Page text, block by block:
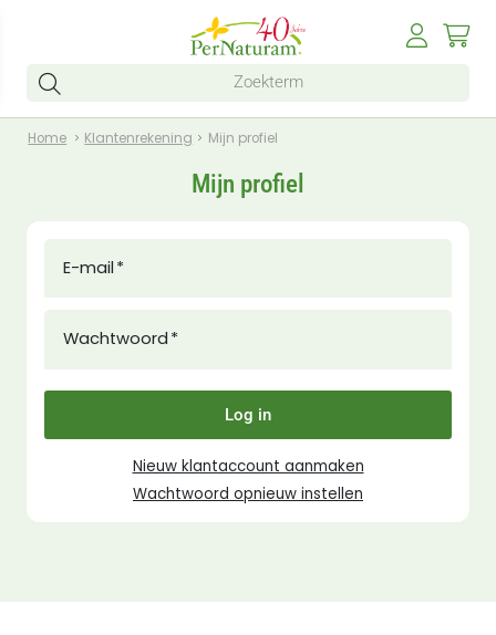
Home Klantenrekening Mijn profiel
Mijn profiel
E-mail
Wachtwoord
Log in
Nieuw klantaccount aanmaken
Wachtwoord opnieuw instellen